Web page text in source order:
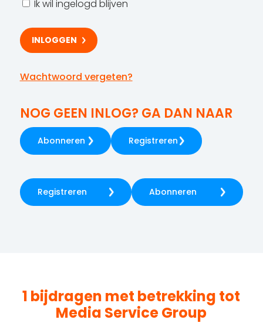
Ik wil ingelogd blijven
Wachtwoord vergeten?
NOG GEEN INLOG? GA DAN NAAR
Abonneren Registreren
Registreren Abonneren
1 bijdragen met betrekking tot
Media Service Group